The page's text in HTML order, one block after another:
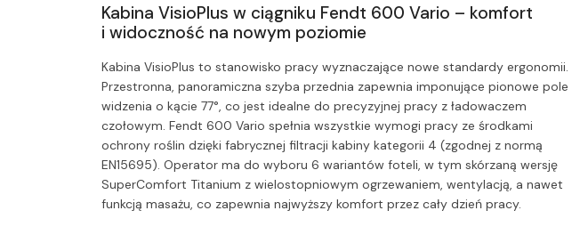
Kabina VisioPlus w ciągniku Fendt 600 Vario – komfort
i widoczność na nowym poziomie
Kabina VisioPlus to stanowisko pracy wyznaczające nowe standardy ergonomii.
Przestronna, panoramiczna szyba przednia zapewnia imponujące pionowe pole
widzenia o kącie 77°, co jest idealne do precyzyjnej pracy z ładowaczem
czołowym. Fendt 600 Vario spełnia wszystkie wymogi pracy ze środkami
ochrony roślin dzięki fabrycznej filtracji kabiny kategorii 4 (zgodnej z normą
EN15695). Operator ma do wyboru 6 wariantów foteli, w tym skórzaną wersję
SuperComfort Titanium z wielostopniowym ogrzewaniem, wentylacją, a nawet
funkcją masażu, co zapewnia najwyższy komfort przez cały dzień pracy.